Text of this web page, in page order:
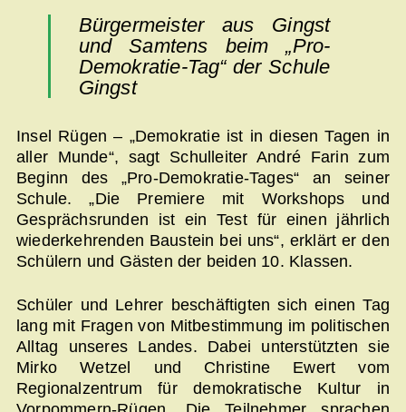
Bürgermeister aus Gingst
und Samtens beim „Pro-
Demokratie-Tag“ der Schule
Gingst
Insel Rügen – „Demokratie ist in diesen Tagen in
aller Munde“, sagt Schulleiter André Farin zum
Beginn des „Pro-Demokratie-Tages“ an seiner
Schule. „Die Premiere mit Workshops und
Gesprächsrunden ist ein Test für einen jährlich
wiederkehrenden Baustein bei uns“, erklärt er den
Schülern und Gästen der beiden 10. Klassen.
Schüler und Lehrer beschäftigten sich einen Tag
lang mit Fragen von Mitbestimmung im politischen
Alltag unseres Landes. Dabei unterstützten sie
Mirko Wetzel und Christine Ewert vom
Regionalzentrum für demokratische Kultur in